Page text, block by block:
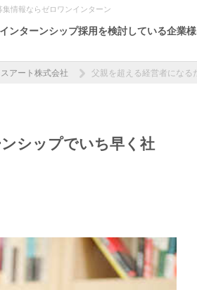
情報ならゼロワンインターン
インターンシップ採用を検討している企業
アート株式会社 父親を超える経営者になる
シップでいち早く社